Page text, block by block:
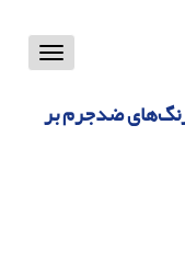
Toggle
ضدجرم بر